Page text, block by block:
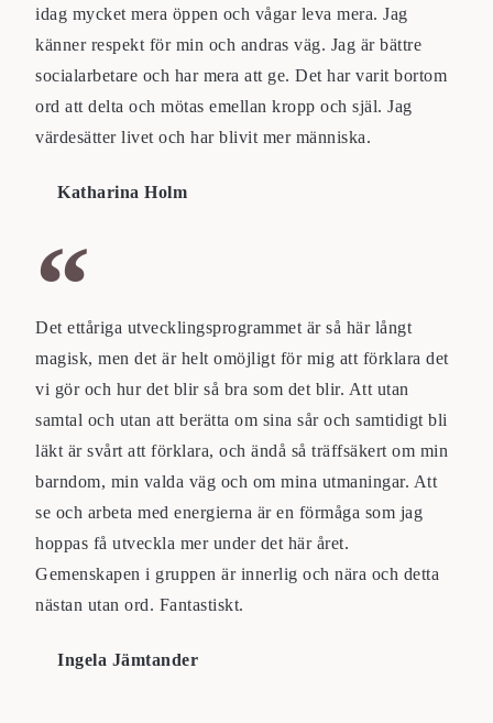
idag mycket mera öppen och vågar leva mera. Jag
känner respekt för min och andras väg. Jag är bättre
socialarbetare och har mera att ge. Det har varit bortom
ord att delta och mötas emellan kropp och själ. Jag
värdesätter livet och har blivit mer människa.
Katharina Holm
Det ettåriga utvecklingsprogrammet är så här långt
magisk, men det är helt omöjligt för mig att förklara det
vi gör och hur det blir så bra som det blir. Att utan
samtal och utan att berätta om sina sår och samtidigt bli
läkt är svårt att förklara, och ändå så träffsäkert om min
barndom, min valda väg och om mina utmaningar. Att
se och arbeta med energierna är en förmåga som jag
hoppas få utveckla mer under det här året.
Gemenskapen i gruppen är innerlig och nära och detta
nästan utan ord. Fantastiskt.
Ingela Jämtander